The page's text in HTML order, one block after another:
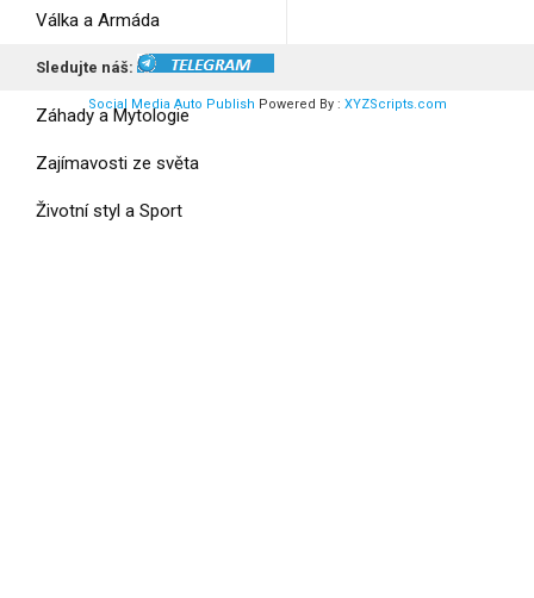
Válka a Armáda
Vesmír a UFO
Záhady a Mytologie
Zajímavosti ze světa
Životní styl a Sport
Sledujte náš:
Social Media Auto Publish Powered By : XYZScripts.com